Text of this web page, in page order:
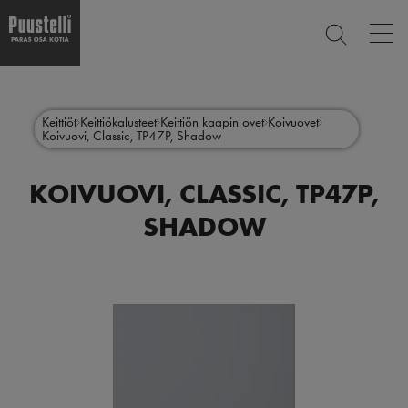
menu
Keittiöt Keittiökalusteet Keittiön kaapin ovet Koivuovet
Koivuovi, Classic, TP47P, Shadow
KOIVUOVI, CLASSIC, TP47P,
SHADOW